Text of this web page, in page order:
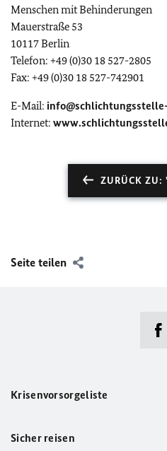
Menschen mit Behinderungen
Mauerstraße 53
10117 Berlin
Telefon: +49 (0)30 18 527-2805
Fax: +49 (0)30 18 527-742901
E-Mail:
Internet:
ZURÜCK ZU:
Seite teilen
Krisenvorsorgeliste
Sicher reisen